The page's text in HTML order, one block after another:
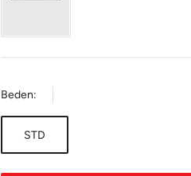
Beden:
STD